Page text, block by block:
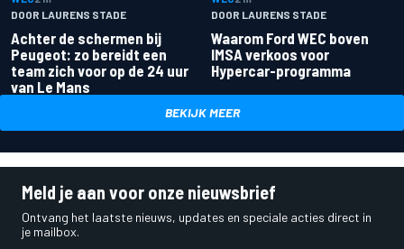
DOOR LAURENS STADE
Achter de schermen bij
Peugeot: zo bereidt een
team zich voor op de 24 uur
van Le Mans
DOOR LAURENS STADE
Waarom Ford WEC boven
IMSA verkoos voor
Hypercar-programma
BEKIJK MEER
Meld je aan voor onze nieuwsbrief
Ontvang het laatste nieuws, updates en speciale acties direct in
je mailbox.